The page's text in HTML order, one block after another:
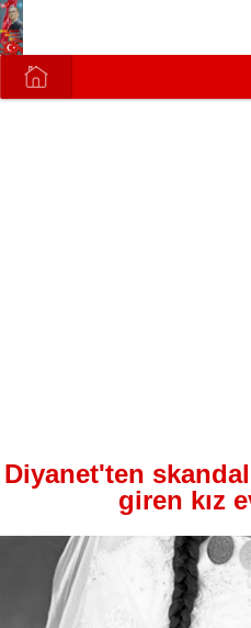
Diyanet'ten skandal
giren kız